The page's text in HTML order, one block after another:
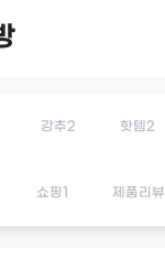
강추2 핫템2
쇼핑1 제품리뷰